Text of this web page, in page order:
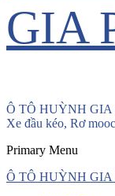
GIA
Ô TÔ HUỲNH GIA
Xe đầu kéo, Rơ
Primary Menu
Ô TÔ HUỲNH GIA